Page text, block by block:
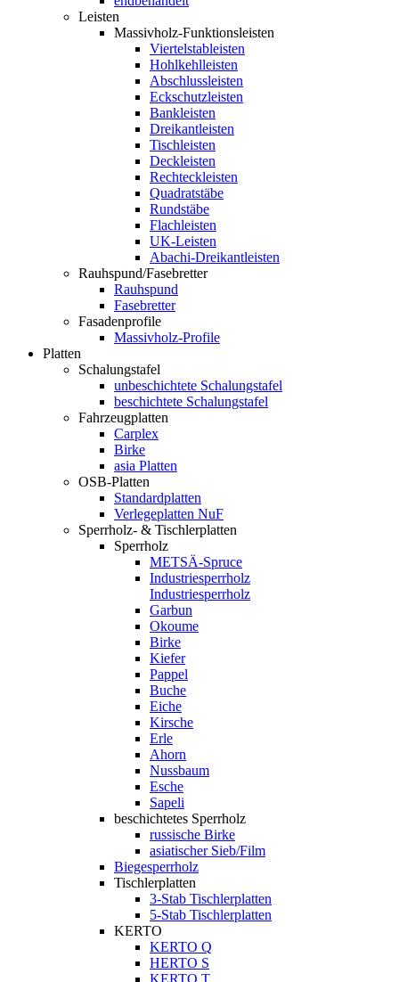
Leisten
Massivholz-Funktionsleisten
Viertelstableisten
Hohlkehlleisten
Abschlussleisten
Eckschutzleisten
Bankleisten
Dreikantleisten
Tischleisten
Deckleisten
Rechteckleisten
Quadratstäbe
Rundstäbe
Flachleisten
UK-Leisten
Abachi-Dreikantleisten
Rauhspund/Fasebretter
Rauhspund
Fasebretter
Fasadenprofile
Massivholz-Profile
Platten
Schalungstafel
unbeschichtete Schalungstafel
beschichtete Schalungstafel
Fahrzeugplatten
Carplex
Birke
asia Platten
OSB-Platten
Standardplatten
Verlegeplatten NuF
Sperrholz- & Tischlerplatten
Sperrholz
METSÄ-Spruce
Industriesperrholz
Industriesperrholz
Garbun
Okoume
Birke
Kiefer
Pappel
Buche
Eiche
Kirsche
Erle
Ahorn
Nussbaum
Esche
Sapeli
beschichtetes Sperrholz
russische Birke
asiatischer Sieb/Film
Biegesperrholz
Tischlerplatten
3-Stab Tischlerplatten
5-Stab Tischlerplatten
KERTO
KERTO Q
HERTO S
KERTO T